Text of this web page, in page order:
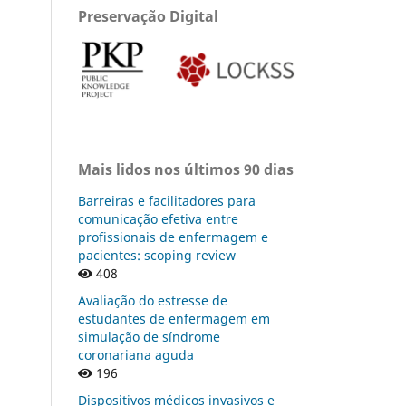
Preservação Digital
Mais lidos nos últimos 90 dias
Barreiras e facilitadores para
comunicação efetiva entre
profissionais de enfermagem e
pacientes: scoping review
408
Avaliação do estresse de
estudantes de enfermagem em
simulação de síndrome
coronariana aguda
196
Dispositivos médicos invasivos e